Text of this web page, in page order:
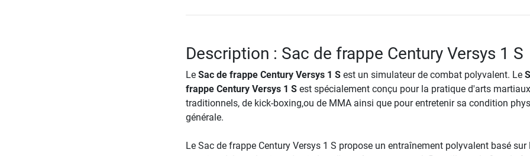
Description : Sac de frappe Century Versys 1 S
Le Sac de frappe Century Versys 1 Sest un simulateur de combat polyvalent. Le
frappe Century Versys 1 Sest spécialement conçu pour la pratique d'arts martiaux
traditionnels, de kick-boxing,ou de MMA ainsi que pour entretenir sa condition
générale.
Le Sac de frappe Century Versys 1 S propose un entraînement polyvalent basé sur